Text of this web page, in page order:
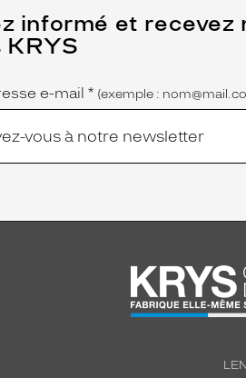
informé et recevez
KRYS
e-mail * (exemple :